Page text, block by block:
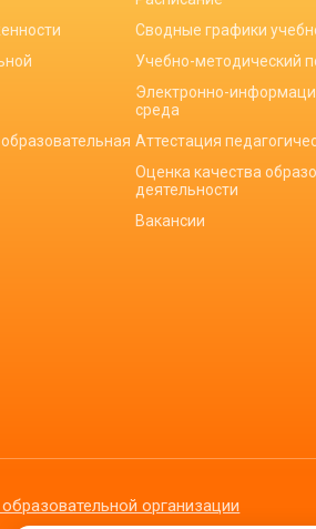
Сводные графики
Учебно-методический
Электронно-
среда
Аттестация
Оценка качества
деятельности
Вакансии
организации